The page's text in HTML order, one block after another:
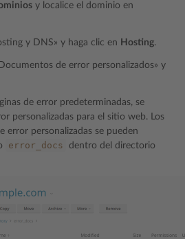
y localice el dominio en
y DNS» y haga clic en Hosting.
de error personalizados» y
de error predeterminadas, se
personalizadas para el sitio web. Los
error personalizadas se pueden
error_docs
dentro del directorio